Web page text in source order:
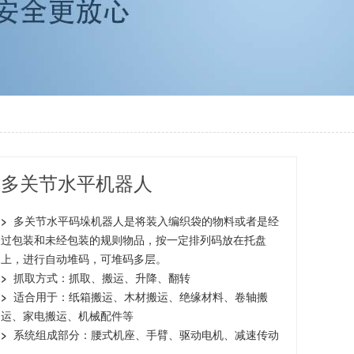
多关节水平机器人
> 多关节水平码垛机器人是将装入编织袋的物料或者是经
过包装和未经包装的规则物品，按一定排列码放在托盘
上，进行自动堆码，可堆码多层。
> 抓取方式：抓取、搬运、升降、翻转
> 适合用于：纸箱搬运、木材搬运、绝缘材料、卷轴搬
运、家电搬运、机械配件等
> 系统组成部分：腰式机座、手臂、驱动电机、减速传动